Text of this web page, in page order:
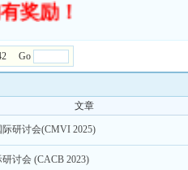
奖励！
42 Go
文章
研讨会(CMVI 2025)
讨会 (CACB 2023)